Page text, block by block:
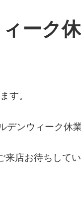
ーク
す。
デンウィーク休
店お待ちしてい